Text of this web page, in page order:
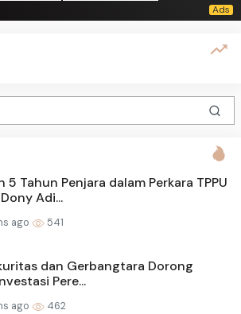
5 Tahun Penjara dalam Perkara TPPU
Adi...
ago 541
dan Gerbangtara Dorong
Pere...
ago 462